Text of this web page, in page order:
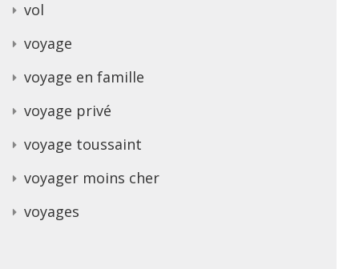
vol
voyage
voyage en famille
voyage privé
voyage toussaint
voyager moins cher
voyages